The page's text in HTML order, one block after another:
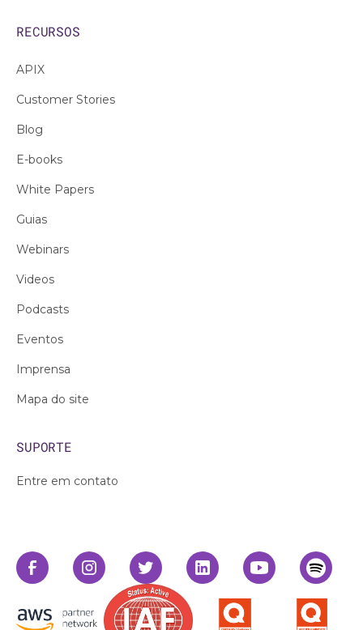
RECURSOS
APIX
Customer Stories
Blog
E-books
White Papers
Guias
Webinars
Videos
Podcasts
Eventos
Imprensa
Mapa do site
SUPORTE
Entre em contato